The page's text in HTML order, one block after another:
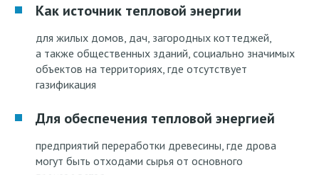
Как источник тепловой энергии
для жилых домов, дач, загородных коттеджей,
а также общественных зданий, социально значимых
объектов на территориях, где отсутствует
газификация
Для обеспечения тепловой энергией
предприятий переработки древесины, где дрова
могут быть отходами сырья от основного